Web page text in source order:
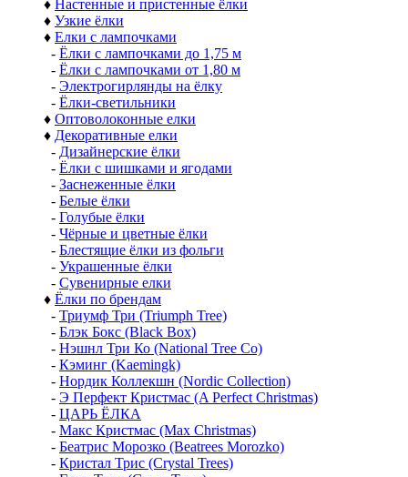
♦ Настенные и пристенные ёлки
♦ Узкие ёлки
♦ Елки с лампочками
- Ёлки с лампочками до 1,75 м
- Ёлки с лампочками от 1,80 м
- Электрогирлянды на ёлку
- Ёлки-светильники
♦ Оптоволоконные елки
♦ Декоративные елки
- Дизайнерские ёлки
- Ёлки с шишками и ягодами
- Заснеженные ёлки
- Белые ёлки
- Голубые ёлки
- Чёрные и цветные ёлки
- Блестящие ёлки из фольги
- Украшенные ёлки
- Сувенирные елки
♦ Ёлки по брендам
- Триумф Три (Triumph Tree)
- Блэк Бокс (Black Box)
- Нэшнл Три Ко (National Tree Co)
- Кэминг (Kaemingk)
- Нордик Коллекшн (Nordic Collection)
- Э Перфект Кристмас (A Perfect Christmas)
- ЦАРЬ ЁЛКА
- Макс Кристмас (Max Christmas)
- Беатрис Морозко (Beatrees Morozko)
- Кристал Трис (Crystal Trees)